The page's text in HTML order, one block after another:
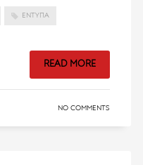
ΈΝΤΥΠΑ
READ MORE
NO COMMENTS